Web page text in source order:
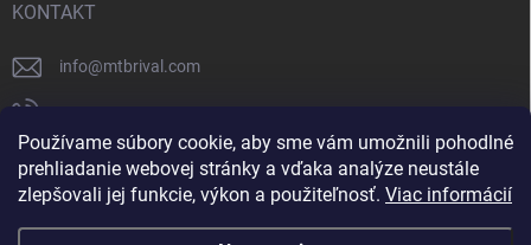
Používame súbory cookie, aby sme vám umožnili pohodlné
prehliadanie webovej stránky a vďaka analýze neustále
zlepšovali jej funkcie, výkon a použiteľnosť. Viac informácií
KONTAKT
info@mtbrival.com
Náš Facebook
mtb_rival